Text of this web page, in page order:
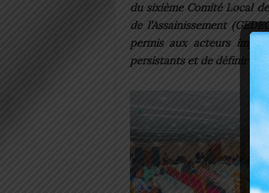
du sixième Comité Local
de l’Assainissement
permis aux acteurs
persistants et de définir